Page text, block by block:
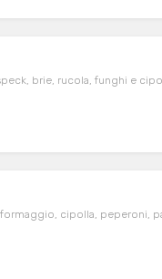
brie, rucola, funghi e
cipolla, peperoni,